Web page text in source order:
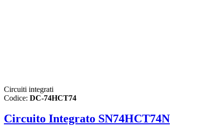
Circuiti integrati
Codice: DC-74HCT74
Circuito Integrato SN74HCT74N